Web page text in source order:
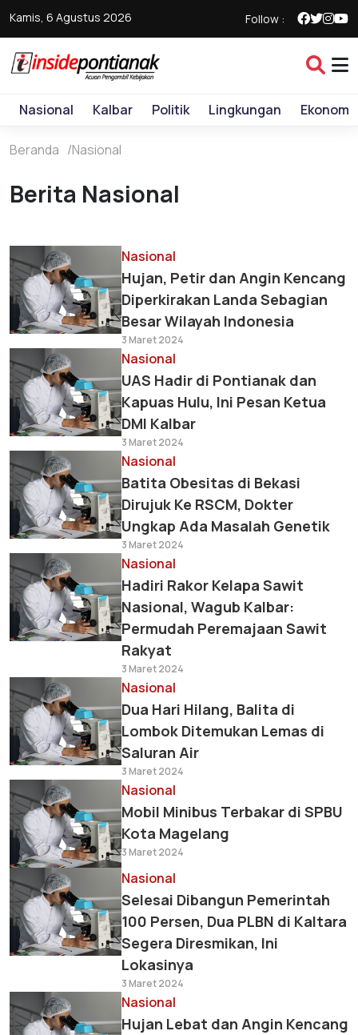
Kamis, 6 Agustus 2026 Follow :
Nasional Kalbar Politik Lingkungan Ekonomi
Beranda Nasional
Berita Nasional
Nasional
Hujan, Petir dan Angin Kencang
Diperkirakan Landa Sebagian
Besar Wilayah Indonesia
3 Maret 2024
Nasional
UAS Hadir di Pontianak dan
Kapuas Hulu, Ini Pesan Ketua
DMI Kalbar
3 Maret 2024
Nasional
Batita Obesitas di Bekasi
Dirujuk Ke RSCM, Dokter
Ungkap Ada Masalah Genetik
3 Maret 2024
Nasional
Hadiri Rakor Kelapa Sawit
Nasional, Wagub Kalbar:
Permudah Peremajaan Sawit
Rakyat
3 Maret 2024
Nasional
Dua Hari Hilang, Balita di
Lombok Ditemukan Lemas di
Saluran Air
3 Maret 2024
Nasional
Mobil Minibus Terbakar di SPBU
Kota Magelang
3 Maret 2024
Nasional
Selesai Dibangun Pemerintah
100 Persen, Dua PLBN di Kaltara
Segera Diresmikan, Ini
Lokasinya
3 Maret 2024
Nasional
Hujan Lebat dan Angin Kencang